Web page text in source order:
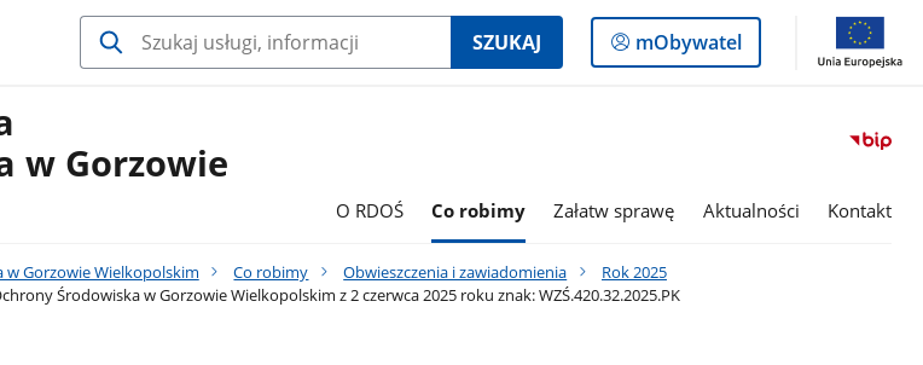
SZUKAJ
Logowanie
do
mObywatel
w Gorzowie
O RDOŚ Co robimy Załatw sprawę Aktualności Kontakt
w Gorzowie Wielkopolskim Co robimy Obwieszczenia i zawiadomienia
Rok 2025
Środowiska w Gorzowie Wielkopolskim z 2 czerwca 2025 roku znak: WZŚ.420.32.2025.PK